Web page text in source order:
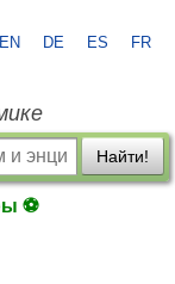
EN DE ES FR
Найти!
⚽